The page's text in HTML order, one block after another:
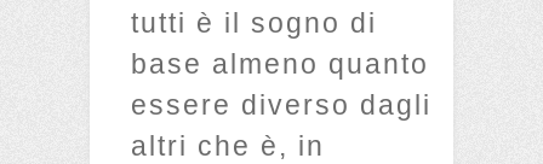
tutti è il sogno di
base almeno quanto
essere diverso dagli
altri che è, in